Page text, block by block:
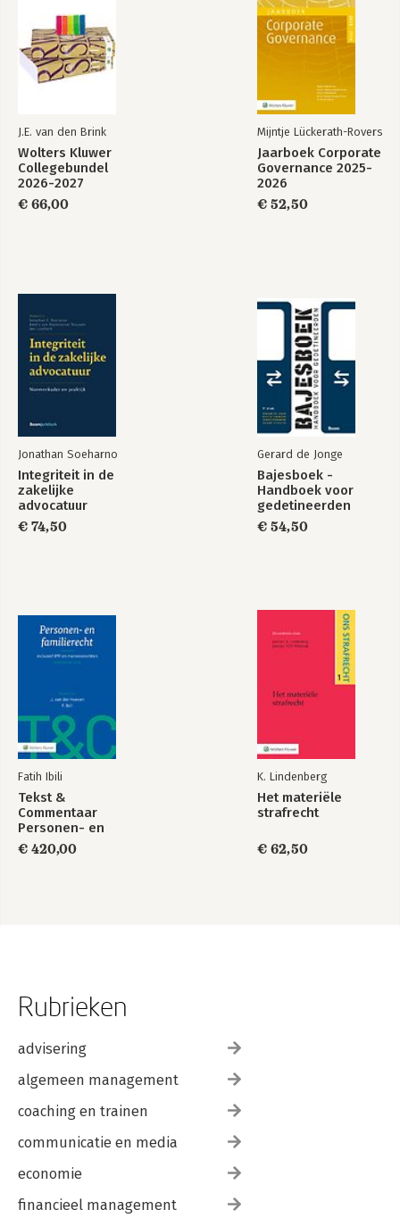
J.E. van den Brink
Wolters Kluwer
Collegebundel
2026-2027
€ 66,00
Mijntje Lückerath-Rovers
Jaarboek Corporate
Governance 2025-
2026
€ 52,50
Jonathan Soeharno
Integriteit in de
zakelijke
advocatuur
€ 74,50
Gerard de Jonge
Bajesboek -
Handboek voor
gedetineerden
€ 54,50
Fatih Ibili
Tekst &
Commentaar
Personen- en
Familierecht
€ 420,00
K. Lindenberg
Het materiële
strafrecht
€ 62,50
Rubrieken
advisering
algemeen management
coaching en trainen
communicatie en media
economie
financieel management